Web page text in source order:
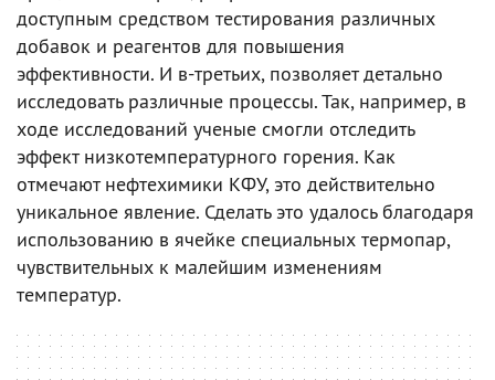
доступным средством тестирования различных
добавок и реагентов для повышения
эффективности. И в-третьих, позволяет детально
исследовать различные процессы. Так, например, в
ходе исследований ученые смогли отследить
эффект низкотемпературного горения. Как
отмечают нефтехимики КФУ, это действительно
уникальное явление. Сделать это удалось благодаря
использованию в ячейке специальных термопар,
чувствительных к малейшим изменениям
температур.